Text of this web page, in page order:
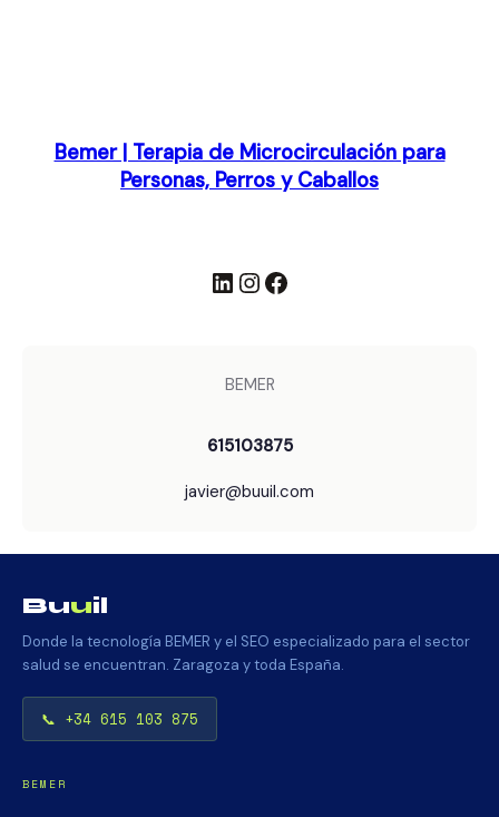
Bemer | Terapia de Microcirculación para
Personas, Perros y Caballos
LinkedIn InstagramFacebook
BEMER
615103875
javier@buuil.com
Buuil
Donde la tecnología BEMER y el SEO especializado para el sector
salud se encuentran. Zaragoza y toda España.
📞 +34 615 103 875
BEMER